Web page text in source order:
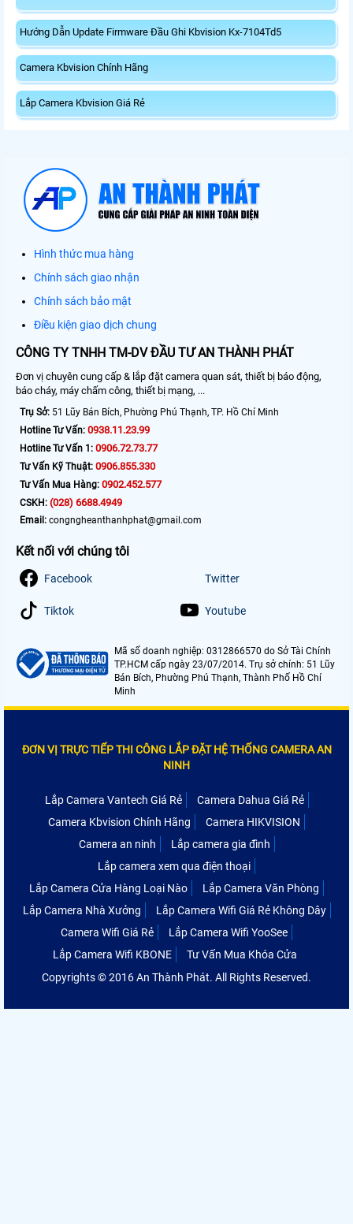
Hướng Dẫn Update Firmware Đầu Ghi Kbvision Kx-7104Td5
Camera Kbvision Chính Hãng
Lắp Camera Kbvision Giá Rẻ
Hình thức mua hàng
Chính sách giao nhận
Chính sách bảo mật
Điều kiện giao dịch chung
CÔNG TY TNHH TM-DV ĐẦU TƯ AN THÀNH PHÁT
Đơn vị chuyên cung cấp & lắp đặt camera quan sát, thiết bị báo động,
báo cháy, máy chấm công, thiết bị mạng, ...
Trụ Sở: 51 Lũy Bán Bích, Phường Phú Thạnh, TP. Hồ Chí Minh
Hotline Tư Vấn: 0938.11.23.99
Hotline Tư Vấn 1: 0906.72.73.77
Tư Vấn Kỹ Thuật: 0906.855.330
Tư Vấn Mua Hàng: 0902.452.577
CSKH: (028) 6688.4949
Email: congngheanthanhphat@gmail.com
Kết nối với chúng tôi
Facebook Twitter
Tiktok Youtube
Mã số doanh nghiệp: 0312866570 do Sở Tài Chính
TP.HCM cấp ngày 23/07/2014. Trụ sở chính: 51 Lũy
Bán Bích, Phường Phú Thạnh, Thành Phố Hồ Chí
Minh
ĐƠN VỊ TRỰC TIẾP THI CÔNG LẮP ĐẶT HỆ THỐNG CAMERA AN
NINH
Lắp Camera Vantech Giá Rẻ
Camera Dahua Giá Rẻ
Camera Kbvision Chính Hãng
Camera HIKVISION
Camera an ninh
Lắp camera gia đình
Lắp camera xem qua điện thoại
Lắp Camera Cửa Hàng Loại Nào
Lắp Camera Văn Phòng
Lắp Camera Nhà Xưởng
Lắp Camera Wifi Giá Rẻ Không Dây
Camera Wifi Giá Rẻ
Lắp Camera Wifi YooSee
Lắp Camera Wifi KBONE
Tư Vấn Mua Khóa Cửa
Copyrights © 2016 An Thành Phát. All Rights Reserved.